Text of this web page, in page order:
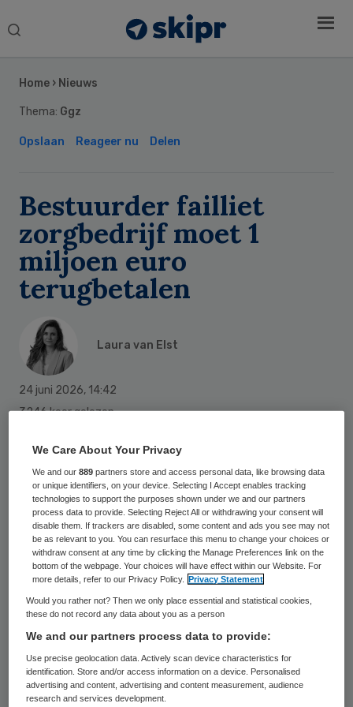
Search
Home › Nieuws
Thema: Ggz
Opslaan Reageer nu Delen
Bestuurder failliet
zorgbedrijf moet 1
miljoen euro
terugbetalen
Laura van Elst
24 juni 2026, 14:42
3246 keer gelezen
De bestuurder van het failliete InCtrl-
Zorgnetwerk moet 1 miljoen euro betalen en
krijgt daarnaast een vijfjarig
bestuursverbod. DatmeldtOmroep
Gelderland.
InCtrl-Zorgnetwerk leverde vanaf 2022
zorg voor kinderen en volwassenen met
ingewikkelde problematiek uit acht Veluwse
gemeenten. In juni 2024 besloten de
gemeenten de overeenkomst met InCtrl te
Sidebar
We Care About Your Privacy
We and our889 partners store and access personal data, like browsing data
or unique identifiers, on your device. Selecting I Accept enables tracking
technologies to support the purposes shown under we and our partners
process data to provide. Selecting Reject All or withdrawing your consent will
disable them. If trackers are disabled, some content and ads you see may not
be as relevant to you. You can resurface this menu to change your choices or
withdraw consent at any time by clicking the Manage Preferences link on the
bottom of the webpage. Your choices will have effect within our Website. For
more details, refer to our Privacy Policy.
Privacy Statement
Would you rather not? Then we only place essential and statistical cookies,
these do not record any data about you as a person
We and our partners process data to provide:
Use precise geolocation data. Actively scan device characteristics for
identification. Store and/or access information on a device. Personalised
advertising and content, advertising and content measurement, audience
research and services development.